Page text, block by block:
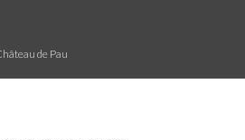
de Pau